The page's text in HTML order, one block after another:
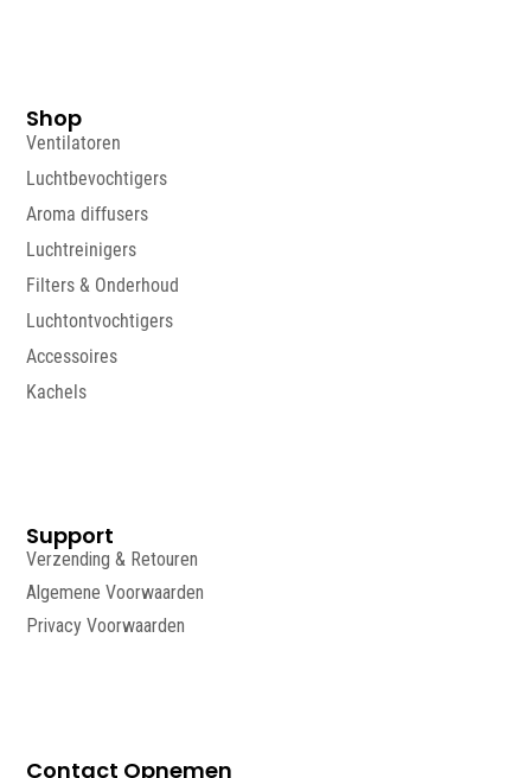
Shop
Ventilatoren
Luchtbevochtigers
Aroma diffusers
Luchtreinigers
Filters & Onderhoud
Luchtontvochtigers
Accessoires
Kachels
Support
Verzending & Retouren
Algemene Voorwaarden
Privacy Voorwaarden
Contact Opnemen